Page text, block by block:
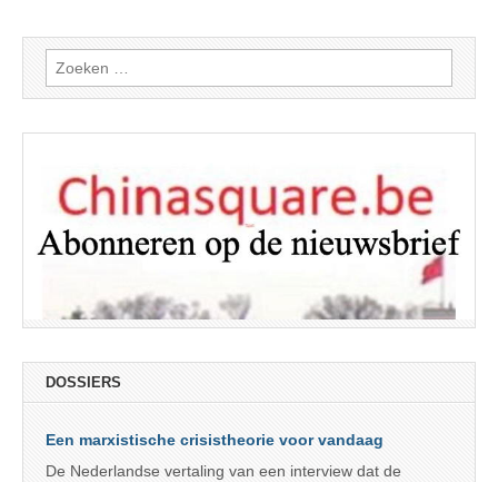
Zoeken
naar:
DOSSIERS
Een marxistische crisistheorie voor vandaag
De Nederlandse vertaling van een interview dat de